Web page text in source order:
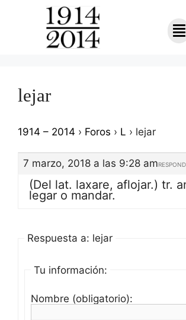
lejar
1914 – 2014 › Foros › L › lejar
7 marzo, 2018 a las 9:28 am
(Del lat. laxare, aflojar.) tr.
legar o mandar.
Respuesta a: lejar
Tu información:
Nombre (obligatorio):